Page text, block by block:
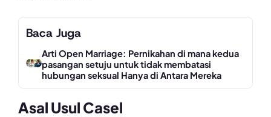
Baca Juga
Arti Open Marriage: Pernikahan di mana kedua
pasangan setuju untuk tidak membatasi
hubungan seksual Hanya di Antara Mereka
Asal Usul Casel